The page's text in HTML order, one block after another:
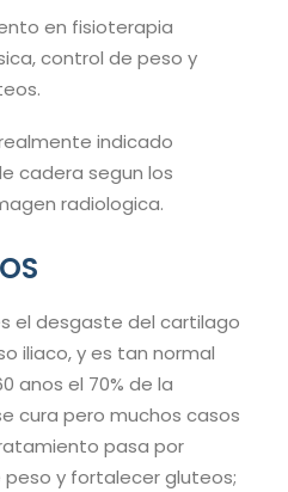
en fisioterapia
control de peso y
indicado
cadera segun los
radiologica.
el desgaste del cartilago
iliaco, y es tan normal
anos el 70% de la
cura pero muchos casos
pasa por
y fortalecer gluteos;